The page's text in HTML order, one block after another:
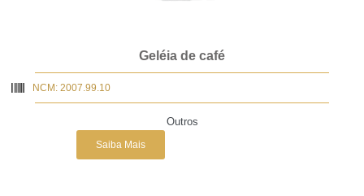
Geléia de café
NCM: 2007.99.10
Outros
Saiba Mais